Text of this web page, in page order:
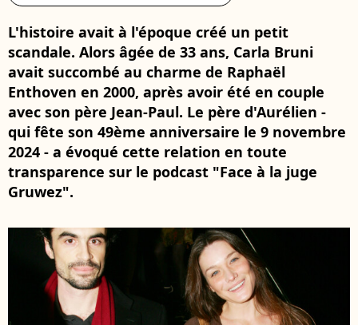
L'histoire avait à l'époque créé un petit
scandale. Alors âgée de 33 ans, Carla Bruni
avait succombé au charme de Raphaël
Enthoven en 2000, après avoir été en couple
avec son père Jean-Paul. Le père d'Aurélien -
qui fête son 49ème anniversaire le 9 novembre
2024 - a évoqué cette relation en toute
transparence sur le podcast "Face à la juge
Gruwez".